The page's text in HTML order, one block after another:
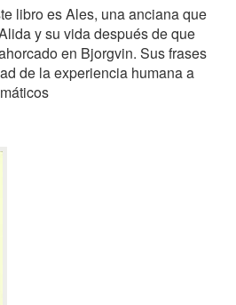
libro es Ales, una anciana que
y su vida después de que
en Bjorgvin. Sus frases
de la experiencia humana a